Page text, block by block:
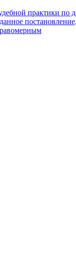
практики по